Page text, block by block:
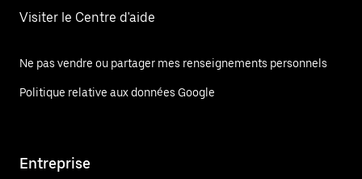
Visiter le Centre d'aide
Ne pas vendre ou partager mes renseignements personnels
Politique relative aux données Google
Entreprise